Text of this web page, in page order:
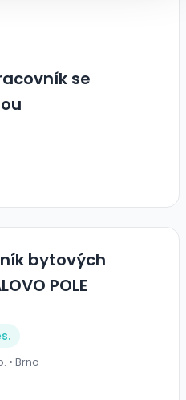
se
bytových
POLE
• Brno